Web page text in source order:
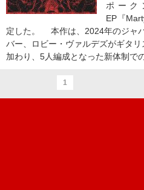
ポーク
EP『
定した。 本作は、2024年のジャ
バー、ロビー・ヴァルデズがギタ
加わり、5人編成となった新体制で
1